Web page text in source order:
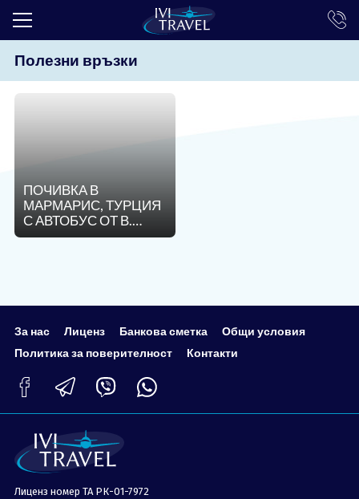
ТОП ОФЕРТИ
КРУИЗИ
LAST MINUTE
ТРАНСФЕРИ
ОЩЕ
Банкова сметка
Политика за
поверителност
Полезни връзки
ПОЧИВКА В
МАРМАРИС, ТУРЦИЯ
С АВТОБУС ОТ В.
ТЪРНОВО - 7
За нас Лиценз Банкова сметка
Общи условия
Политика за поверителност
Контакти
Лиценз номер ТА РК-01-7972